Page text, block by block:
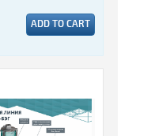
ADD TO CART